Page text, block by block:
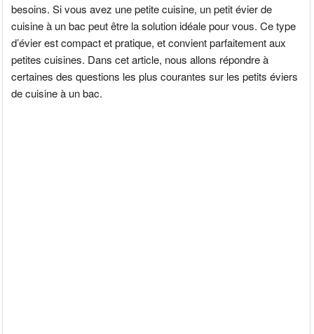
besoins. Si vous avez une petite cuisine, un petit évier de
cuisine à un bac peut être la solution idéale pour vous. Ce type
d’évier est compact et pratique, et convient parfaitement aux
petites cuisines. Dans cet article, nous allons répondre à
certaines des questions les plus courantes sur les petits éviers
de cuisine à un bac.